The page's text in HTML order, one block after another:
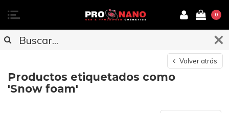
0
Volver atrás
Productos etiquetados como
'Snow foam'